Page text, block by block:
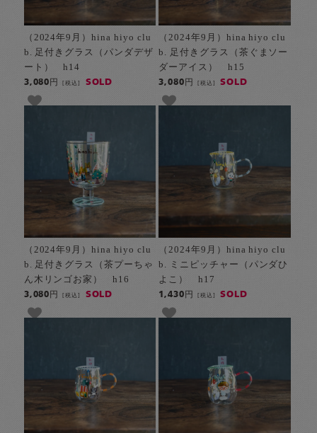
（2024年9月）hina hiyo clu
b. 足付きグラス（パンダデザ
ート） h14
3,080円[税込] SOLD
（2024年9月）hina hiyo clu
b. 足付きグラス（茶ぐまソー
ダーアイス） h15
3,080円 [税込] SOLD
（2024年9月）hina hiyo clu
b. 足付きグラス（茶プーちゃ
ん木リンゴお家） h16
3,080円[税込] SOLD
（2024年9月）hina hiyo clu
b. ミニピッチャー（パンダひ
よこ） h17
1,430円 [税込] SOLD